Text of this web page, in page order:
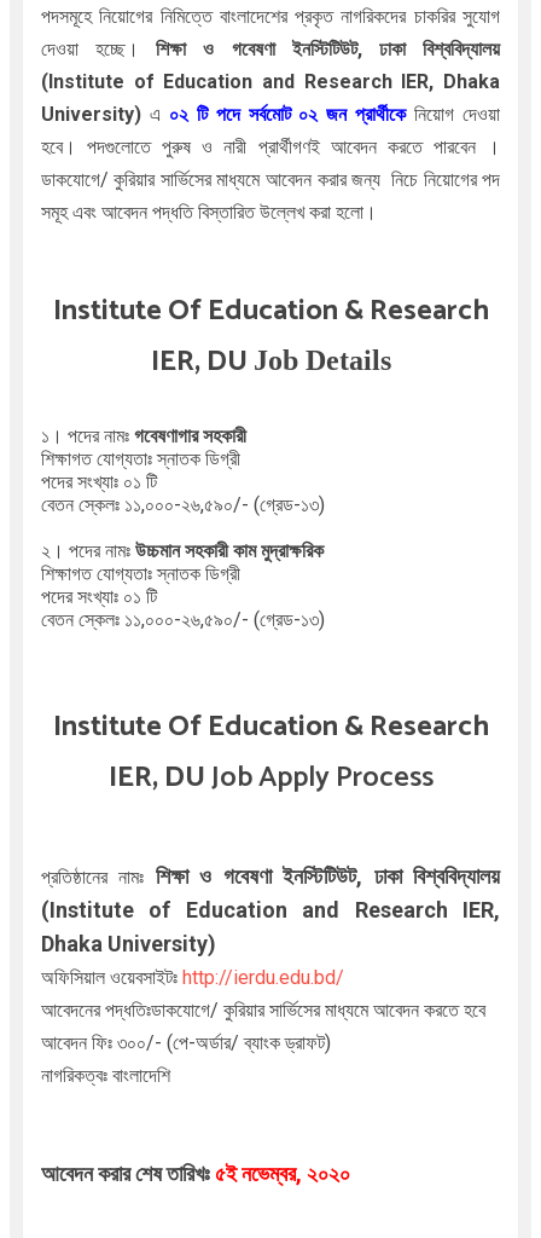
পদসমূহে নিয়োগের নিমিত্তে বাংলাদেশের প্রকৃত নাগরিকদের চাকরির সুযোগ
দেওয়া হচ্ছে।
শিক্ষা ও গবেষণা ইনস্টিটিউট, ঢাকা বিশ্ববিদ্যালয়
(Institute of Education and Research IER, Dhaka
University) এ ০২টি পদে সর্বমোট ০২ জন প্রার্থীকেনিয়োগ দেওয়া
হবে। পদগুলোতে পুরুষ ও নারী প্রার্থীগণই আবেদন করতে পারবেন ।
ডাকযোগে/ কুরিয়ার সার্ভিসের মাধ্যমে আবেদন করার জন্য নিচে নিয়োগের পদ
সমূহ এবং আবেদন পদ্ধতি বিস্তারিত উল্লেখ করা হলো।
Institute Of Education & Research
IER, DU Job Details
১। পদের নামঃ গবেষণাগার সহকারী
শিক্ষাগত যোগ্যতাঃ স্নাতক ডিগ্রী
পদের সংখ্যাঃ ০১ টি
বেতন স্কেলঃ ১১,০০০-২৬,৫৯০/- (গ্রেড-১৩)
২। পদের নামঃ উচ্চমান সহকারী কাম মুদ্রাক্ষরিক
শিক্ষাগত যোগ্যতাঃ স্নাতক ডিগ্রী
পদের সংখ্যাঃ ০১ টি
বেতন স্কেলঃ ১১,০০০-২৬,৫৯০/- (গ্রেড-১৩)
Institute Of Education & Research
IER, DUJob Apply Process
প্রতিষ্ঠানের নামঃ শিক্ষা ও গবেষণা ইনস্টিটিউট, ঢাকা বিশ্ববিদ্যালয়
(Institute of Education and Research IER,
Dhaka University)
অফিসিয়াল ওয়েবসাইটঃ http://ierdu.edu.bd/
আবেদনের পদ্ধতিঃডাকযোগে/ কুরিয়ার সার্ভিসের মাধ্যমেআবেদন করতে হবে
আবেদন ফিঃ ৩০০/- (পে-অর্ডার/ ব্যাংক ড্রাফট)
নাগরিকত্বঃ বাংলাদেশি
আবেদন করার শেষ তারিখঃ৫ই নভেম্বর, ২০২০